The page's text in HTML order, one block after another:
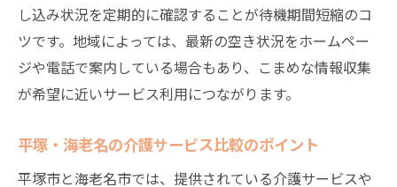
し込み状況を定期的に確認することが待機期間短縮のコ
ツです。地域によっては、最新の空き状況をホームペー
ジや電話で案内している場合もあり、こまめな情報収集
が希望に近いサービス利用につながります。
平塚・海老名の介護サービス比較のポイント
平塚市と海老名市では、提供されている介護サービスや